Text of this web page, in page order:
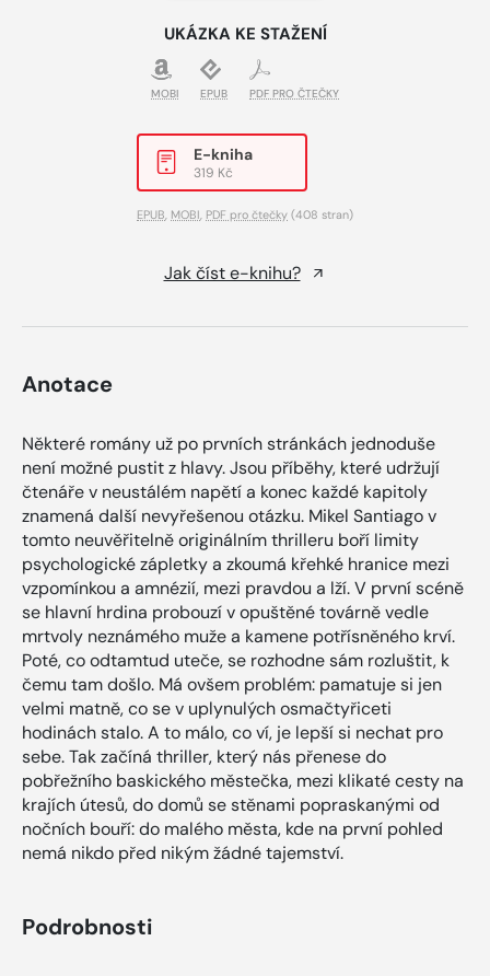
UKÁZKA KE STAŽENÍ
MOBI EPUB PDF PRO ČTEČKY
E-kniha
319 Kč
EPUB MOBI PDF pro čtečky (408 stran)
Jak číst e-knihu?
Anotace
Některé romány už po prvních stránkách jednoduše
není možné pustit z hlavy. Jsou příběhy, které udržují
čtenáře v neustálém napětí a konec každé kapitoly
znamená další nevyřešenou otázku. Mikel Santiago v
tomto neuvěřitelně originálním thrilleru boří limity
psychologické zápletky a zkoumá křehké hranice mezi
vzpomínkou a amnézií, mezi pravdou a lží. V první scéně
se hlavní hrdina probouzí v opuštěné továrně vedle
mrtvoly neznámého muže a kamene potřísněného krví.
Poté, co odtamtud uteče, se rozhodne sám rozluštit, k
čemu tam došlo. Má ovšem problém: pamatuje si jen
velmi matně, co se v uplynulých osmačtyřiceti
hodinách stalo. A to málo, co ví, je lepší si nechat pro
sebe. Tak začíná thriller, který nás přenese do
pobřežního baskického městečka, mezi klikaté cesty na
krajích útesů, do domů se stěnami popraskanými od
nočních bouří: do malého města, kde na první pohled
nemá nikdo před nikým žádné tajemství.
Podrobnosti